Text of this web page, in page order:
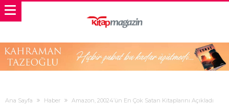
Ana Sayfa Haber Amazon, 20024’ün En Çok Satan Kitaplarını Açıkladı